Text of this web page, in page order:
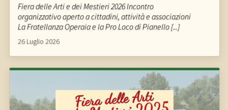
Fiera delle Arti e dei Mestieri 2026 Incontro
organizzativo aperto a cittadini, attività e associazioni
La Fratellanza Operaia e la Pro Loco di Pianello [...]
26 Luglio 2026